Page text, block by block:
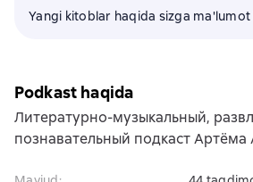
Yangi kitoblar haqida sizga
Podkast haqida
Литературно-музыкальный,
познавательный подкаст Артёма